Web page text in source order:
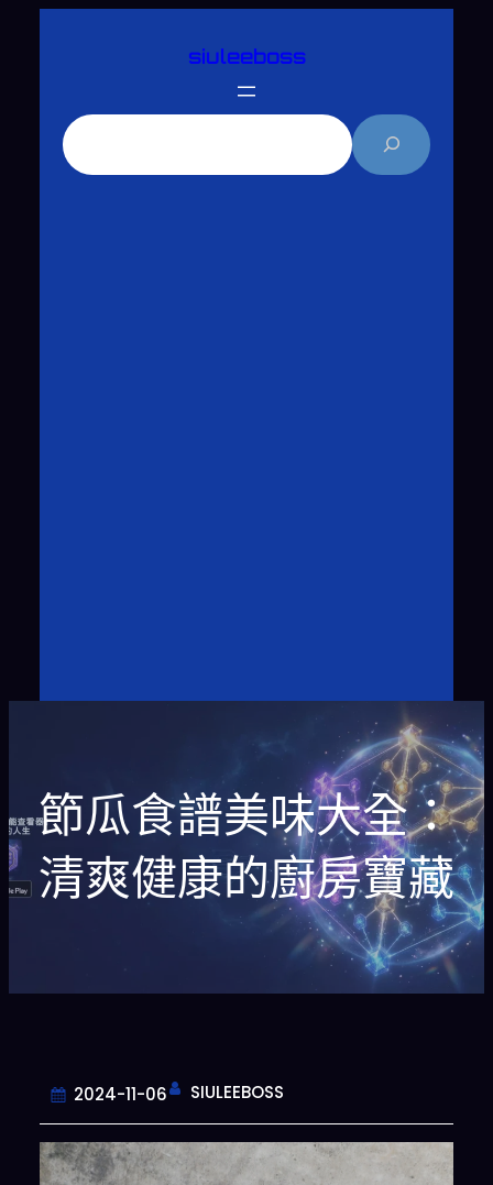
siuleeboss
節瓜食譜美味大全：
清爽健康的廚房寶藏
2024-11-06 SIULEEBOSS